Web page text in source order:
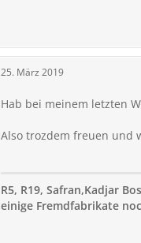
25. März 2019
Hab bei meinem letzten
Also trozdem freuen und
R5, R19, Safran,Kadjar
einige Fremdfabrikate